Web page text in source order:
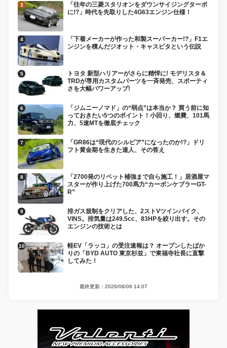
「往年の三菱スタリオンをダウンサイジングターボ
に!?」時代を先取りした4G63エンジン仕様！
「下着メーカーが作った和製スーパーカー!?」F1エ
ンジンを積んだジオット・キャスピタという伝説
トヨタ 新型ハリアーがさらに精悍に! モデリスタ＆
TRDが専用カスタムパーツを一斉発売、スポーティ
さを大幅パワーアップ!
「ジムニーノマド」の“弱点”は本当か？ 買う前に知
っておきたい5つのポイント！小回り、燃費、101馬
力、5速MTを徹底チェック
「GR86は“現代のシルビア”になったのか!?」ドリ
フト黄金期を生きた達人、その答え
「2700発のリベット補強まで自ら施工！」居酒屋マ
スターが作り上げた700馬力“カーボンケブラーGT-
R”
排ガス規制をクリアした、2ストVツインバイク、
VINS。排気量は249.5cc、83HPを絞り出す。その
エンジンの技術とは
軽EV「ラッコ」の受注速報は？ オープンしたばか
りの「BYD AUTO 東京杉並」で東福寺社長に直撃
してみた！
最終更新：2026/08/06 14:07